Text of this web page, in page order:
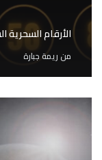
الأرقام السحرية
من ريمة جبارة